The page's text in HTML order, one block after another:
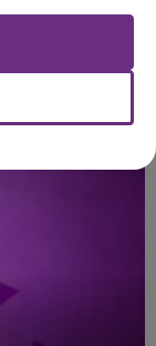
Avec Toi